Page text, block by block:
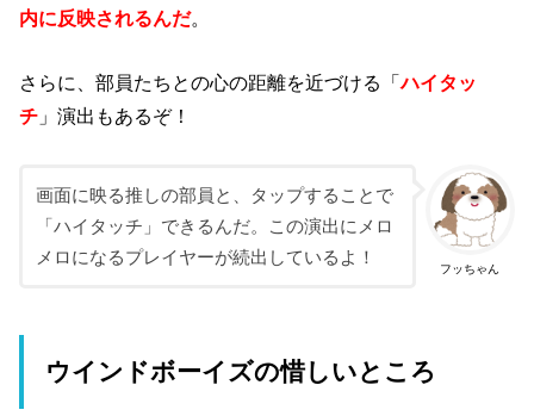
内に反映されるんだ。
さらに、部員たちとの心の距離を近づける「ハイタッ
チ 」演出もあるぞ！
フッちゃん
画面に映る推しの部員と、タップすることで
「ハイタッチ」できるんだ。この演出にメロ
メロになるプレイヤーが続出しているよ！
ウインドボーイズの惜しいところ